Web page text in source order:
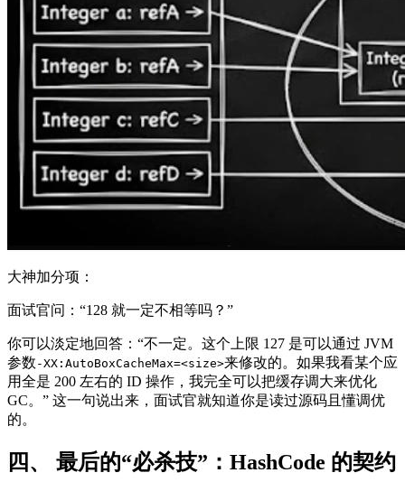
大神加分项：
面试官问：“128 就一定不相等吗？”
你可以淡定地回答：“不一定。这个上限 127 是可以通过 JVM
参数 -XX:AutoBoxCacheMax=<size>来修改的。如果我看某个应
用全是 200 左右的 ID 操作，我完全可以把缓存调大来优化
GC。” 这一句说出来，面试官就知道你是读过源码且懂调优
的。
四、 最后的“必杀技”：HashCode 的契约